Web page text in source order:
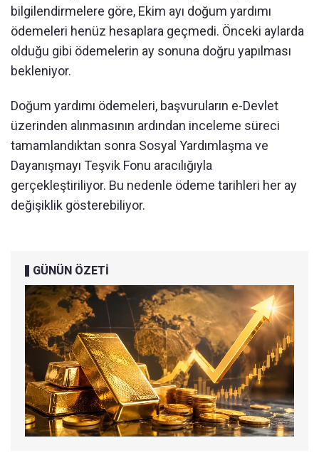
bilgilendirmelere göre, Ekim ayı doğum yardımı
ödemeleri henüz hesaplara geçmedi. Önceki aylarda
olduğu gibi ödemelerin ay sonuna doğru yapılması
bekleniyor.
Doğum yardımı ödemeleri, başvuruların e-Devlet
üzerinden alınmasının ardından inceleme süreci
tamamlandıktan sonra Sosyal Yardımlaşma ve
Dayanışmayı Teşvik Fonu aracılığıyla
gerçekleştiriliyor. Bu nedenle ödeme tarihleri her ay
değişiklik gösterebiliyor.
GÜNÜN ÖZETİ